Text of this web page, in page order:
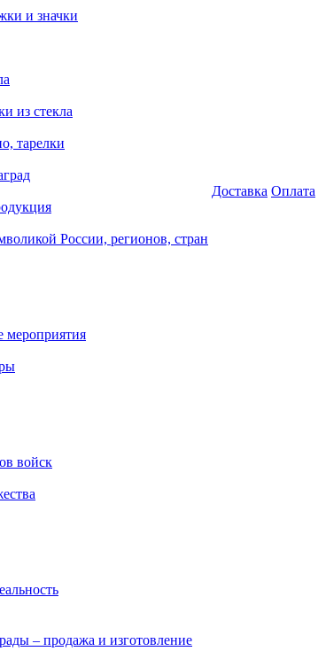
и значки
из стекла
тарелки
России, регионов, стран
мероприятия
войск
Доставка Оплата